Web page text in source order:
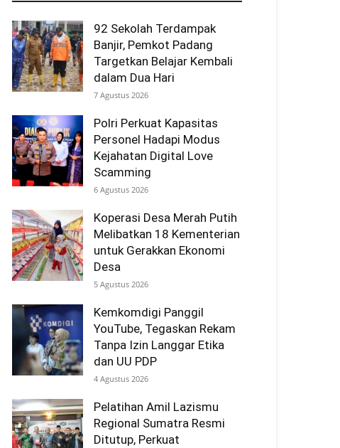
92 Sekolah Terdampak
Banjir, Pemkot Padang
Targetkan Belajar Kembali
dalam Dua Hari
7 Agustus 2026
Polri Perkuat Kapasitas
Personel Hadapi Modus
Kejahatan Digital Love
Scamming
6 Agustus 2026
Koperasi Desa Merah Putih
Melibatkan 18 Kementerian
untuk Gerakkan Ekonomi
Desa
5 Agustus 2026
Kemkomdigi Panggil
YouTube, Tegaskan Rekam
Tanpa Izin Langgar Etika
dan UU PDP
4 Agustus 2026
Pelatihan Amil Lazismu
Regional Sumatra Resmi
Ditutup, Perkuat